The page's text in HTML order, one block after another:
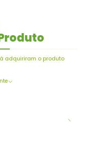
adquiriram o produto